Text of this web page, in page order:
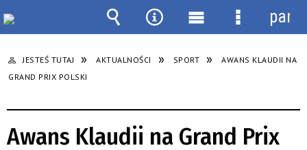
JESTEŚ TUTAJ AKTUALNOŚCI SPORT
AWANS KLAUDII NA
GRAND PRIX POLSKI
Awans Klaudii na Grand Prix
Wyszukiwarka
Narzędzia
Menu
główne
Menu
panel